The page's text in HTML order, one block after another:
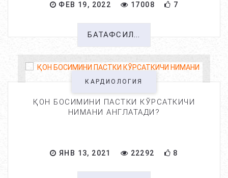
ФЕВ 19, 2022 17008 7
БАТАФСИЛ...
КАРДИОЛОГИЯ
ҚОН БОСИМИНИ ПАСТКИ КЎРСАТКИЧИ
НИМАНИ АНГЛАТАДИ?
ЯНВ 13, 2021 22292 8